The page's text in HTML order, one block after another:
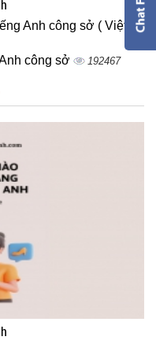
Anh công sở ( Việt -
công sở 192467